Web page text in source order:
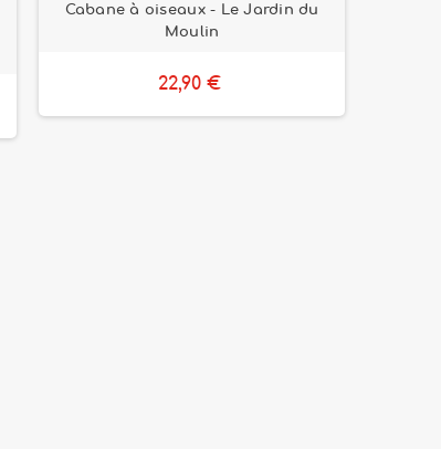
Cabane à oiseaux - Le Jardin du
Moulin
22,90 €